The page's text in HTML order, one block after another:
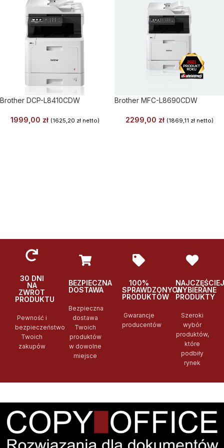
Brother DCP-L8410CDW
1999,00 zł (1625,20 złnetto)
Brother MFC-L8690CDW
2299,00 zł (1869,11 złnetto)
30 DNI
NA
ZWROT
PRODUKTU
Pewność i
bezpieczeństwo
Twoich
zakupów
BEZPIECZNA
DOSTAWA
Bezpieczna
dostawa
Twoich
produktów
w dowolne
miejsce
100%
SPRAWDZONYCH
PRODUKTÓW
Gwarancje
producentów
NAJCZĘŚCIEJ
WYBIERANE
PRODUKTY
Szeroki
wybór
produktów,
które
podbiły
rynek